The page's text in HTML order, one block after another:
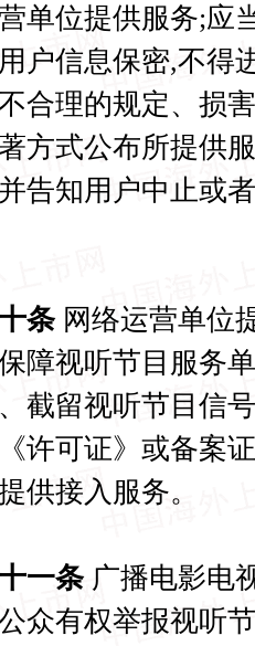
单位提供服务;应
户信息保密,不得
合理的规定、损
方式公布所提供
告知用户中止或
条网络运营单位
障视听节目服务
截留视听节目信
许可证》或备案
供接入服务。
一条广播电影电
众有权举报视听